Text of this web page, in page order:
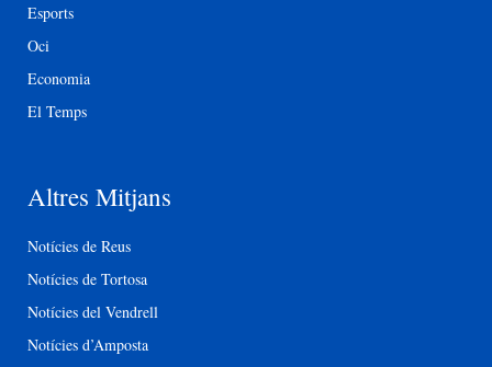
Esports
Oci
Economia
El Temps
Altres Mitjans
Notícies de Reus
Notícies de Tortosa
Notícies del Vendrell
Notícies d’Amposta